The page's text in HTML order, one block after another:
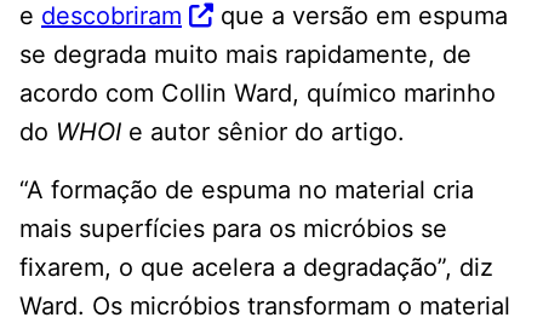
e descobriram
que a versão em espuma
se degrada muito mais rapidamente, de
acordo com Collin Ward, químico marinho
do WHOI e autor sênior do artigo.
“A formação de espuma no material cria
mais superfícies para os micróbios se
fixarem, o que acelera a degradação”, diz
Ward. Os micróbios transformam o material